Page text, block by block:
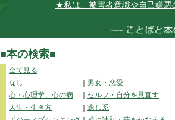
★私は、被害者意識や自己嫌悪の気持ち
■本の検索■
全て見る
なし
男女・恋愛
心・心理学、心の病
セルフ・自分を見直す
人生・生き方
癒し系